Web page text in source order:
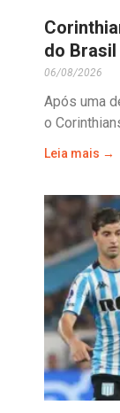
do Brasil
06/08/2026
Após uma
o
Leia mais →